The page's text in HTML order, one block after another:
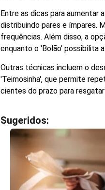
Entre as dicas para aumentar
distribuindo pares e ímpares.
frequências. Além disso, a
enquanto o 'Bolão' possibilita
Outras técnicas incluem o
'Teimosinha', que permite
cientes do prazo para
Sugeridos: